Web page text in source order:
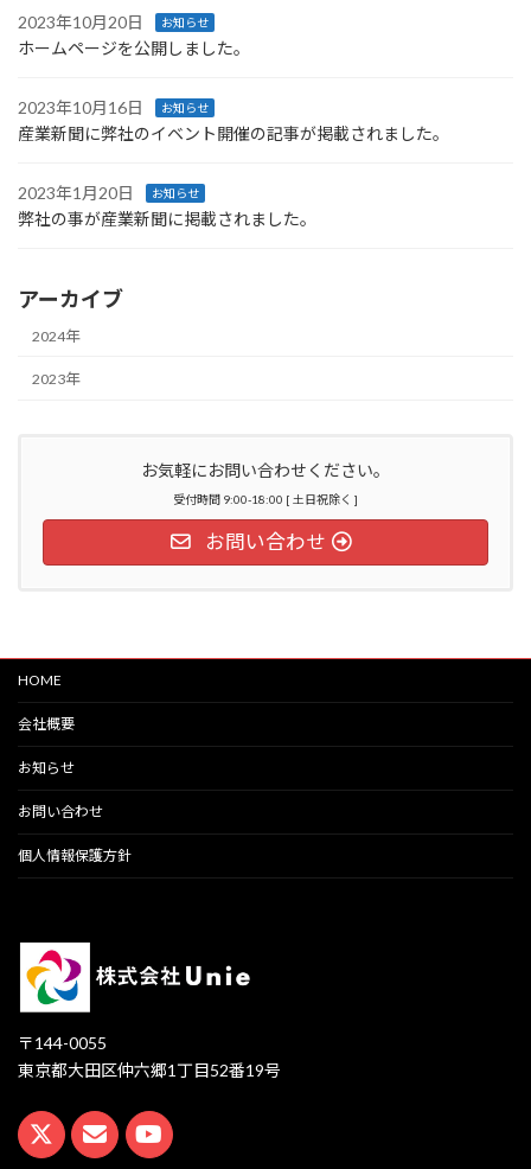
2023年10月20日 お知らせ
ホームページを公開しました。
2023年10月16日 お知らせ
産業新聞に弊社のイベント開催の記事が掲載されました。
2023年1月20日 お知らせ
弊社の事が産業新聞に掲載されました。
アーカイブ
2024年
2023年
お気軽にお問い合わせください。
受付時間 9:00-18:00 [ 土日祝除く ]
お問い合わせ
HOME
会社概要
お知らせ
お問い合わせ
個人情報保護方針
〒144-0055
東京都大田区仲六郷1丁目52番19号